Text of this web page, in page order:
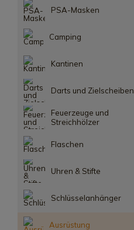
PSA-Masken
Camping
Kantinen
Darts und Zielscheiben
Feuerzeuge und
Streichhölzer
Flaschen
Uhren & Stifte
Schlüsselanhänger
Ausrüstung